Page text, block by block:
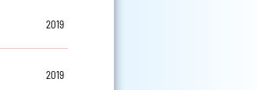
2019
2019